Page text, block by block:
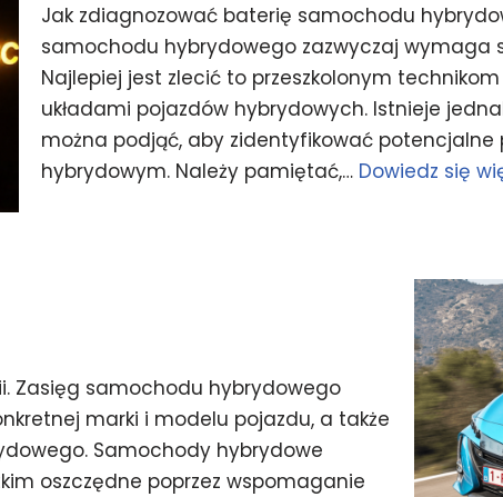
Jak zdiagnozować baterię samochodu
samochodu hybrydowego zazwyczaj wymaga
Najlepiej jest zlecić to przeszkolonym
układami pojazdów hybrydowych. Istnieje
można podjąć, aby zidentyfikować
hybrydowym. Należy pamiętać,… Dowiedz się
Zasięg samochodu hybrydowego
marki i modelu pojazdu, a także
Samochody hybrydowe
oszczędne poprzez wspomaganie